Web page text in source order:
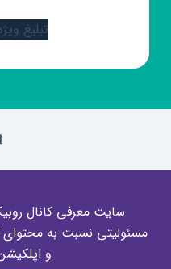
تبلیغ
سایت معرفی کانال
مسئولیتی نسبت به محتوای
و